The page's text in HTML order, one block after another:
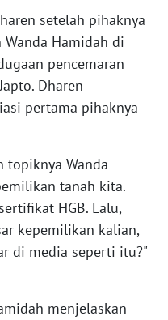
setelah pihaknya
Hamidah di
pencemaran
Dharen
pertama pihaknya
topiknya Wanda
tanah kita.
HGB. Lalu,
kepemilikan kalian,
di media seperti itu?"
menjelaskan